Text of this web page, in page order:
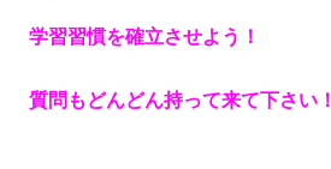
学習習慣を確立させよう！
質問もどんどん持って来て下さい！